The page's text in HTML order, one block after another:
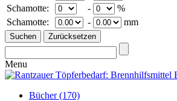
Schamotte:
-
%
Schamotte:
- mm
Menu
Bücher(170)